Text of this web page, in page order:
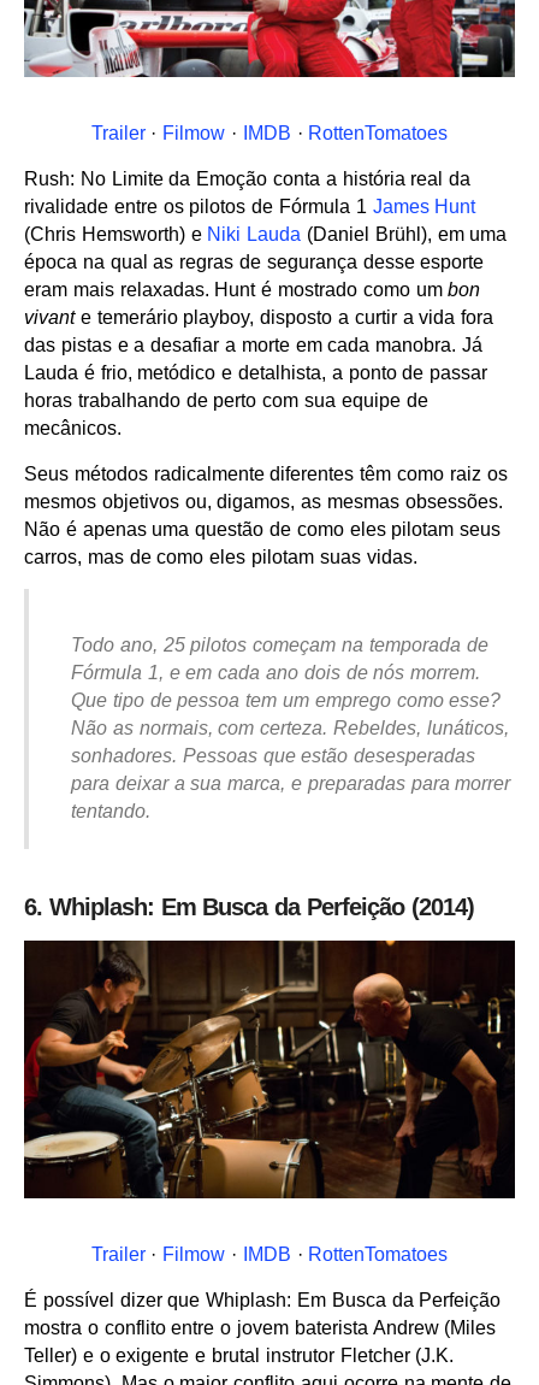
Trailer· Filmow · IMDB · RottenTomatoes
Rush: No Limite da Emoção conta a história real da
rivalidade entre os pilotos de Fórmula 1 James Hunt
(Chris Hemsworth) e Niki Lauda (Daniel Brühl), em uma
época na qual as regras de segurança desse esporte
eram mais relaxadas. Hunt é mostrado como umbon
vivante temerário playboy, disposto a curtir a vida fora
das pistas e a desafiar a morte em cada manobra. Já
Lauda é frio, metódico e detalhista, a ponto de passar
horas trabalhando de perto com sua equipe de
mecânicos.
Seus métodos radicalmente diferentes têm como raiz os
mesmos objetivos ou, digamos, as mesmas obsessões.
Não é apenas uma questão de como eles pilotam seus
carros, mas de como eles pilotam suas vidas.
Todo ano, 25 pilotos começam na temporada de
Fórmula 1, e em cada ano dois de nós morrem.
Que tipo de pessoa tem um emprego como esse?
Não as normais, com certeza. Rebeldes, lunáticos,
sonhadores. Pessoas que estão desesperadas
para deixar a sua marca, e preparadas para morrer
tentando.
6. Whiplash: Em Busca da Perfeição (2014)
Trailer· Filmow · IMDB · RottenTomatoes
É possível dizer que Whiplash: Em Busca da Perfeição
mostra o conflito entre o jovem baterista Andrew (Miles
Teller) e o exigente e brutal instrutor Fletcher (J.K.